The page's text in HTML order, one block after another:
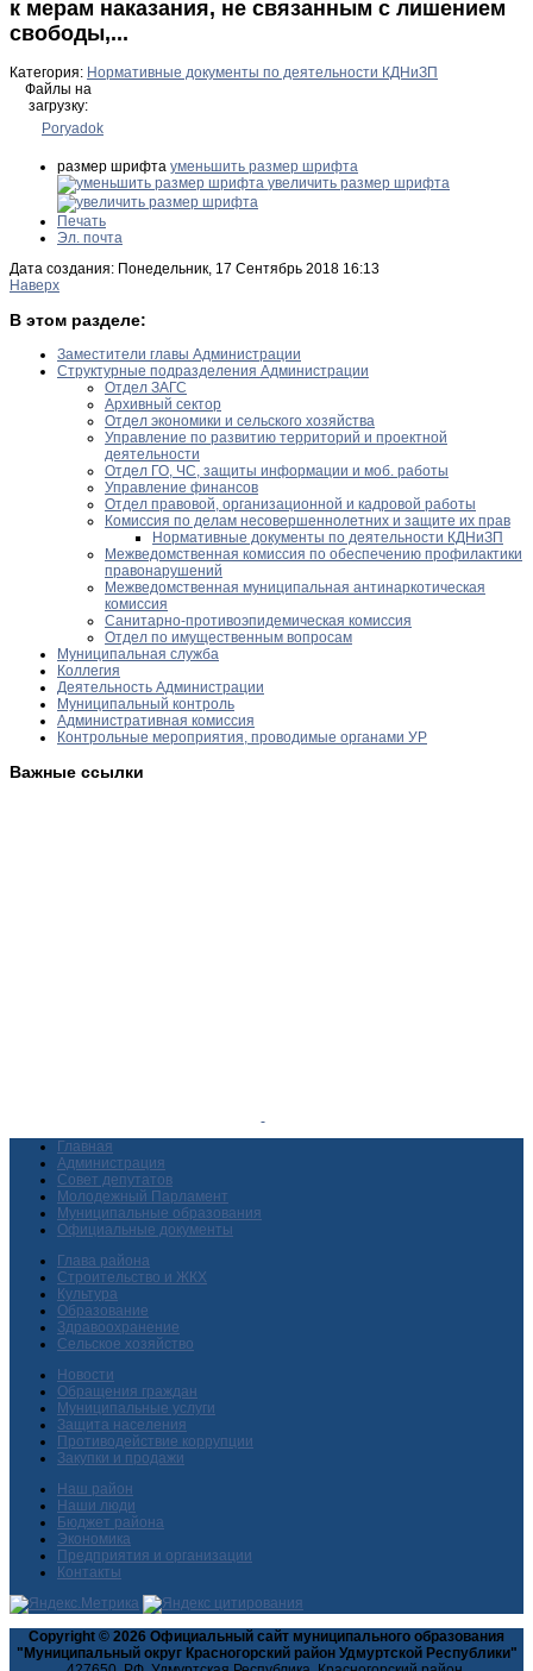
к мерам наказания, не связанным с лишением
свободы,...
Категория: Нормативные документы по деятельности КДНиЗП
Файлы на
загрузку:
Poryadok
размер шрифта уменьшить размер шрифта
увеличить размер шрифта
Печать
Эл. почта
Дата создания: Понедельник, 17 Сентябрь 2018 16:13
Наверх
В этом разделе:
Заместители главы Администрации
Структурные подразделения Администрации
Отдел ЗАГС
Архивный сектор
Отдел экономики и сельского хозяйства
Управление по развитию территорий и проектной
деятельности
Отдел ГО, ЧС, защиты информации и моб. работы
Управление финансов
Отдел правовой, организационной и кадровой работы
Комиссия по делам несовершеннолетних и защите их прав
Нормативные документы по деятельности КДНиЗП
Межведомственная комиссия по обеспечению профилактики
правонарушений
Межведомственная муниципальная антинаркотическая
комиссия
Санитарно-противоэпидемическая комиссия
Отдел по имущественным вопросам
Муниципальная служба
Коллегия
Деятельность Администрации
Муниципальный контроль
Административная комиссия
Контрольные мероприятия, проводимые органами УР
Важные ссылки
Главная
Администрация
Совет депутатов
Молодежный Парламент
Муниципальные образования
Официальные документы
Глава района
Строительство и ЖКХ
Культура
Образование
Здравоохранение
Сельское хозяйство
Новости
Обращения граждан
Муниципальные услуги
Защита населения
Противодействие коррупции
Закупки и продажи
Наш район
Наши люди
Бюджет района
Экономика
Предприятия и организации
Контакты
Copyright © 2026 Официальный сайт муниципального образования
"Муниципальный округ Красногорский район Удмуртской Республики"